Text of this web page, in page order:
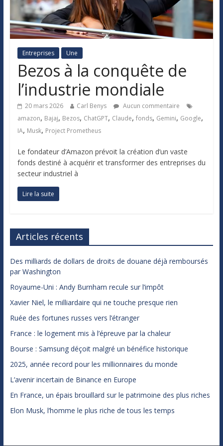
Entreprises Une
Bezos à la conquête de
l’industrie mondiale
20 mars 2026 Carl Benys
Aucun commentaire
amazon, Bajaj, Bezos, ChatGPT, Claude, fonds, Gemini, Google,
IA, Musk, Project Prometheus
Le fondateur d’Amazon prévoit la création d’un vaste
fonds destiné à acquérir et transformer des entreprises du
secteur industriel à
Lire la suite
Articles récents
Des milliards de dollars de droits de douane déjà remboursés
par Washington
Royaume-Uni : Andy Burnham recule sur l’impôt
Xavier Niel, le milliardaire qui ne touche presque rien
Ruée des fortunes russes vers l’étranger
France : le logement mis à l’épreuve par la chaleur
Bourse : Samsung déçoit malgré un bénéfice historique
2025, année record pour les millionnaires du monde
L’avenir incertain de Binance en Europe
En France, un épais brouillard sur le patrimoine des plus riches
Elon Musk, l’homme le plus riche de tous les temps